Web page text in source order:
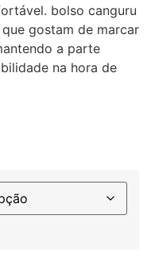
bolso canguru
gostam de marcar
a parte
na hora de